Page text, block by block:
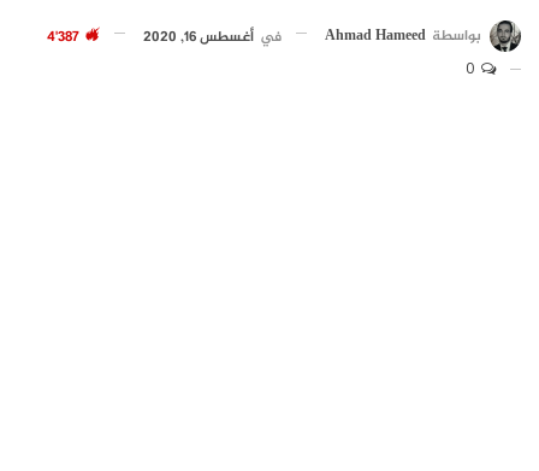
بواسطة Ahmad Hameed في أغسطس 16, 2020